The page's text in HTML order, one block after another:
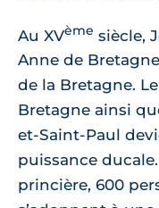
Au XVème siècle,
Anne de
de la Bretagne.
Bretagne ainsi
et-Saint-Paul
puissance
princière, 600